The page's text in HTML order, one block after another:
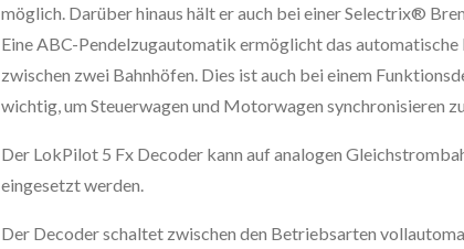
möglich. Darüber hinaus hält er auch bei einer Selectrix®
Eine ABC-Pendelzugautomatik ermöglicht das automatische
zwischen zwei Bahnhöfen. Dies ist auch bei einem
wichtig, um Steuerwagen und Motorwagen synchronisieren
Der LokPilot 5 Fx Decoder kann auf analogen
eingesetzt werden.
Der Decoder schaltet zwischen den Betriebsarten